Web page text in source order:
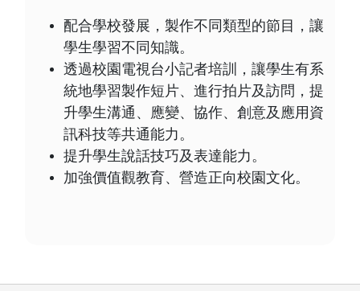
配合學校發展，製作不同類型的節目，讓
學生學習不同知識。
透過校園電視台小記者培訓，讓學生有系
統地學習製作短片、進行拍片及訪問，提
升學生溝通、應變、協作、創意及應用資
訊科技等共通能力。
提升學生說話技巧及表達能力。
加強價值觀教育、營造正向校園文化。